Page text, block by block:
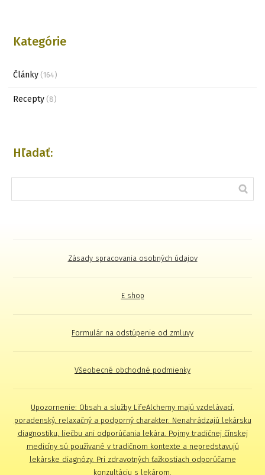
Kategórie
Články (164)
Recepty (8)
Hľadať:
Zásady spracovania osobných údajov
E shop
Formulár na odstúpenie od zmluvy
Všeobecné obchodné podmienky
Upozornenie: Obsah a služby LifeAlchemy majú vzdelávací,
poradenský, relaxačný a podporný charakter. Nenahrádzajú lekársku
diagnostiku, liečbu ani odporúčania lekára. Pojmy tradičnej čínskej
medicíny sú používané v tradičnom kontexte a nepredstavujú
lekárske diagnózy. Pri zdravotných ťažkostiach odporúčame
konzultáciu s lekárom.